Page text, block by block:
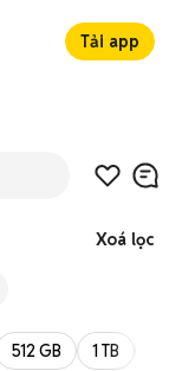
Tải app
Xoá lọc
512 GB 1 TB